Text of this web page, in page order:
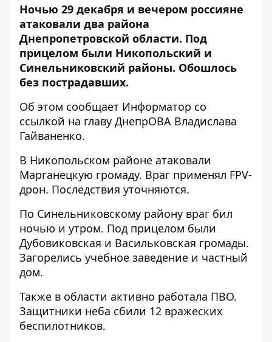
Ночью 29 декабря и вечером россияне
атаковали два района
Днепропетровской области. Под
прицелом были Никопольский и
Синельниковский районы. Обошлось
без пострадавших.
Об этом сообщает Информатор со
ссылкой на главу ДнепрОВА Владислава
Гайваненко.
В Никопольском районе атаковали
Марганецкую громаду. Враг применял FPV-
дрон. Последствия уточняются.
По Синельниковскому району враг бил
ночью и утром. Под прицелом были
Дубовиковская и Васильковская громады.
Загорелись учебное заведение и частный
дом.
Также в области активно работала ПВО.
Защитники неба сбили 12 вражеских
беспилотников.